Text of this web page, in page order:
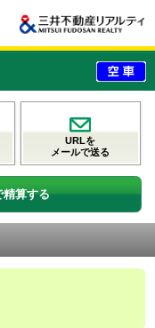
URLを
メールで送る
精算する